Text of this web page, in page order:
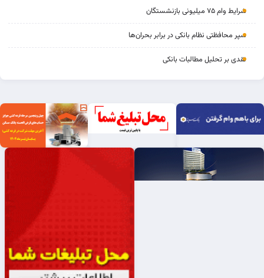
شرایط وام ۷۵ میلیونی بازنشستگان
سپر محافظتی نظام بانکی در برابر بحران‌ها
نقدی بر تحلیل مطالبات بانکی